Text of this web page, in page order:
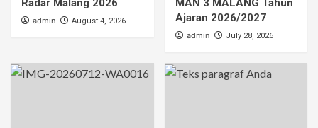
Radar Malang 2026
admin August 4, 2026
MAN 3 MALANG Tahun
Ajaran 2026/2027
admin July 28, 2026